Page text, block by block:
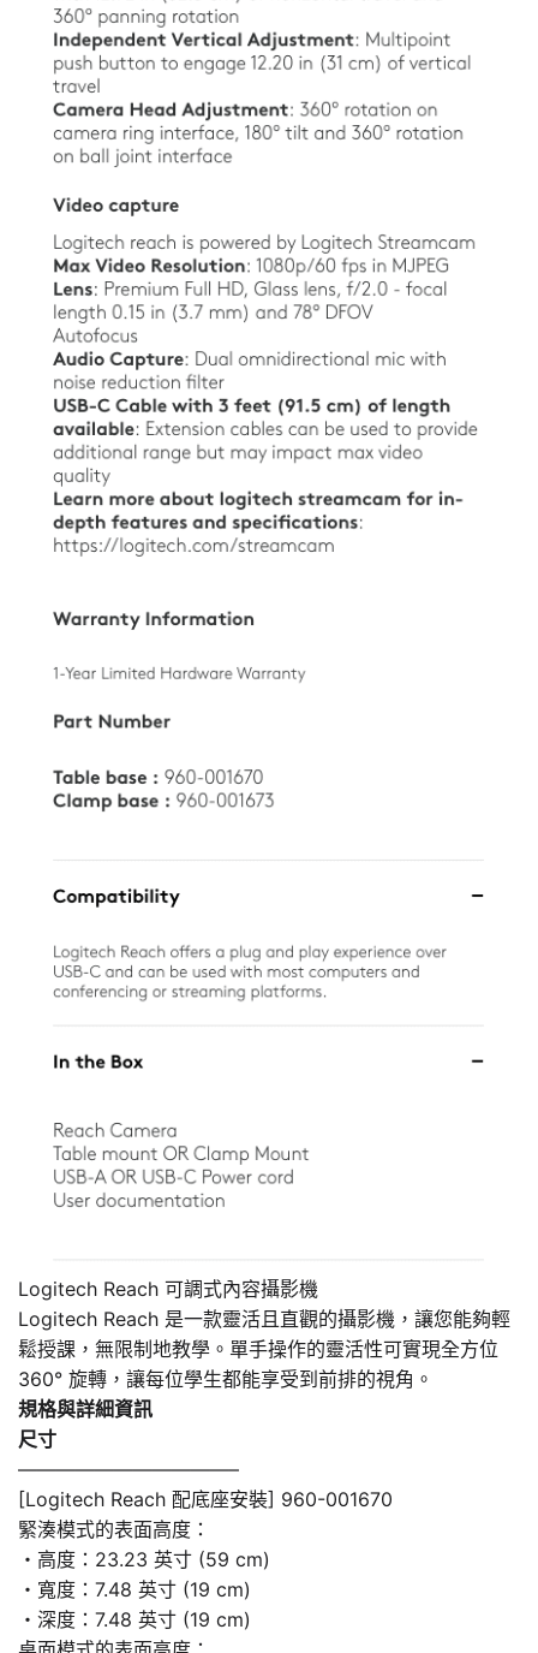
Logitech Reach 可調式內容攝影機
Logitech Reach 是一款靈活且直觀的攝影機，讓您能夠輕
鬆授課，無限制地教學。單手操作的靈活性可實現全方位
360° 旋轉，讓每位學生都能享受到前排的視角。
規格與詳細資訊
尺寸
———————————–
[Logitech Reach 配底座安裝] 960-001670
緊湊模式的表面高度：
・高度：23.23 英寸 (59 cm)
・寬度：7.48 英寸 (19 cm)
・深度：7.48 英寸 (19 cm)